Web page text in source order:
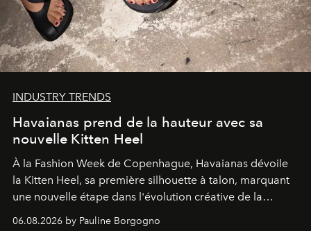
INDUSTRY TRENDS
Havaianas prend de la hauteur avec sa
nouvelle Kitten Heel
À la Fashion Week de Copenhague, Havaianas dévoile
la Kitten Heel, sa première silhouette à talon, marquant
une nouvelle étape dans l'évolution créative de la
06.08.2026 by Pauline Borgogno